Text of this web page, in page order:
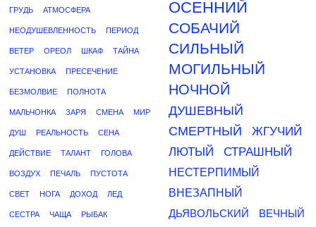
ГРУДЬ АТМОСФЕРА
НЕОДУШЕВЛЕННОСТЬ ПЕРИОД
ВЕТЕР ОРЕОЛ ШКАФ ТАЙНА
УСТАНОВКА ПРЕСЕЧЕНИЕ
БЕЗМОЛВИЕ ПОЛНОТА
МАЛЬЧОНКА ЗАРЯ СМЕНА МИР
ДУШ РЕАЛЬНОСТЬ СЕНА
ДЕЙСТВИЕ ТАЛАНТ ГОЛОВА
ВОЗДУХ ПЕЧАЛЬ ПУСТОТА
СВЕТ НОГА ДОХОД ЛЕД
СЕСТРА ЧАЩА РЫБАК
ОСЕННИЙ
СОБАЧИЙ
СИЛЬНЫЙ
МОГИЛЬНЫЙ
НОЧНОЙ
ДУШЕВНЫЙ
СМЕРТНЫЙ
ЖГУЧИЙ
ЛЮТЫЙ
СТРАШНЫЙ
НЕСТЕРПИМЫЙ
ВНЕЗАПНЫЙ
ДЬЯВОЛЬСКИЙ
ВЕЧНЫЙ